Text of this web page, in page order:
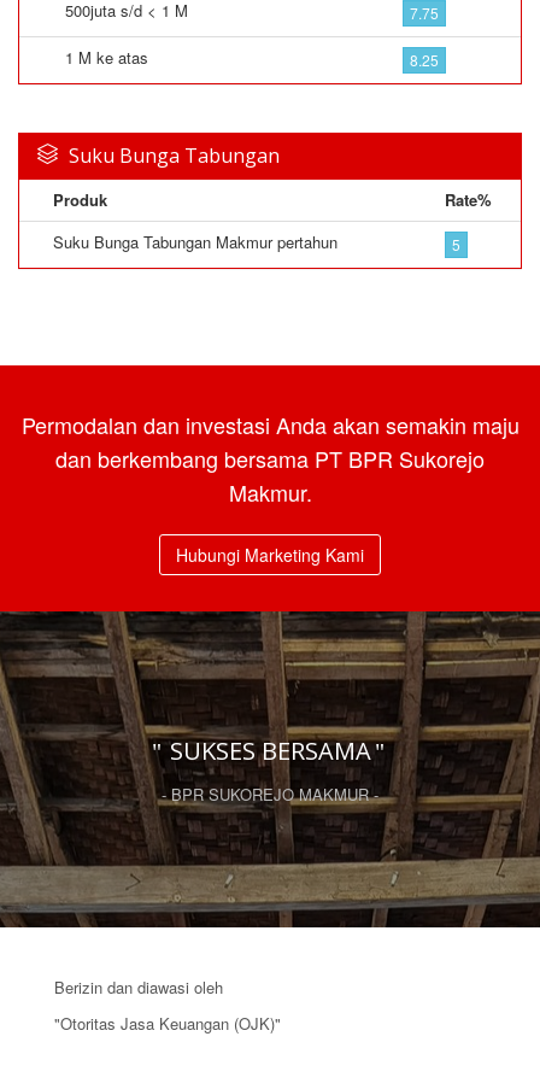
500juta s/d < 1 M 7.75
1 M ke atas 8.25
Suku Bunga Tabungan
Produk
Rate%
Suku Bunga Tabungan Makmur pertahun
5
Permodalan dan investasi Anda akan semakin maju
dan berkembang bersama PT BPR Sukorejo
Makmur.
Hubungi Marketing Kami
SUKSES BERSAMA
- BPR SUKOREJO MAKMUR -
Berizin dan diawasi oleh
"Otoritas Jasa Keuangan (OJK)"